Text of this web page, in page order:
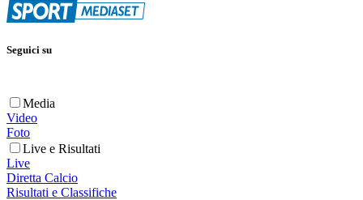
Seguici su
Media
Video
Foto
Live e Risultati
Live
Diretta Calcio
Risultati e Classifiche